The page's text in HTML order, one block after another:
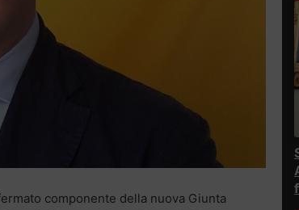
componente della nuova Giunta